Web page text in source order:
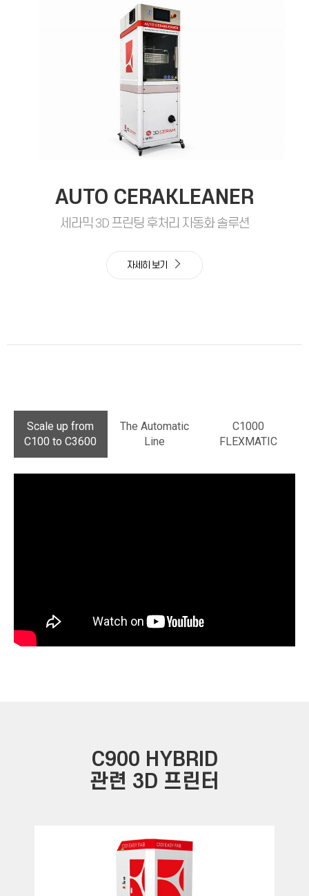
AUTO CERAKLEANER
세라믹 3D 프린팅 후처리 자동화 솔루션
자세히 보기
Scale up from
C100 to C3600
The Automatic
Line
C1000
FLEXMATIC
C900 HYBRID
관련 3D 프린터